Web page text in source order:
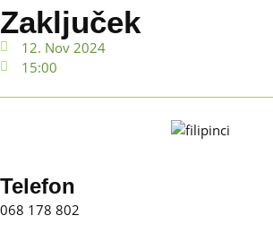
Zaključek
12. Nov 2024
15:00
Telefon
068 178 802